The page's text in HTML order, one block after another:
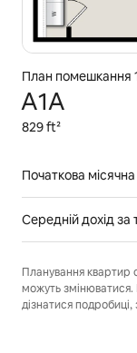
План помешкання
A1A
829 ft²
Початкова
Середній дохідза
Планування квартир
можуть змінюватися.
дізнатися подробиці,